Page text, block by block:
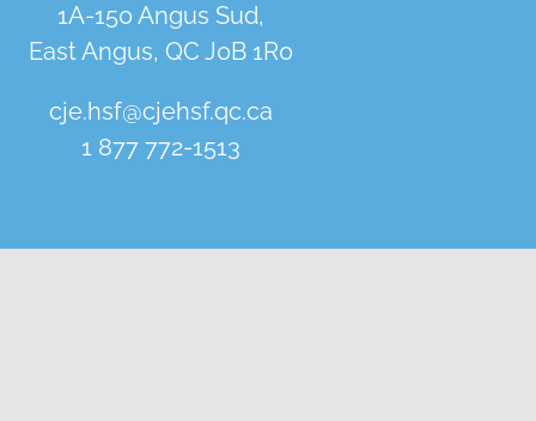
1A-150 Angus Sud,
East Angus, QC J0B 1R0
cje.hsf@cjehsf.qc.ca
1 877 772-1513